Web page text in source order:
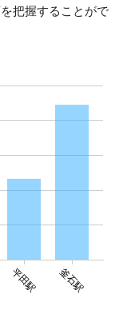
把握することがで
平田駅 釜石駅